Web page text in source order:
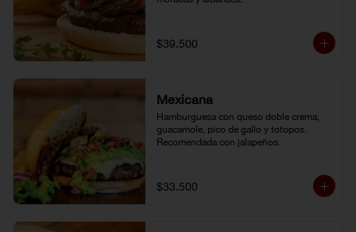
$39.500
Mexicana
Hamburguesa con queso doble crema,
guacamole, pico de gallo y totopos.
Recomendada con jalapeños.
$33.500